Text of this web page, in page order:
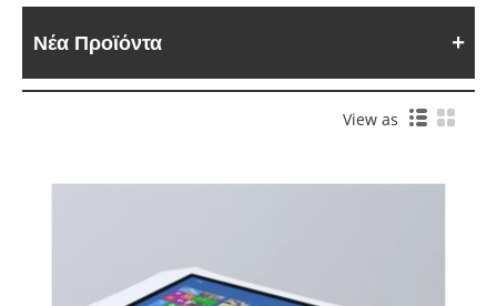
Νέα Προϊόντα
View as